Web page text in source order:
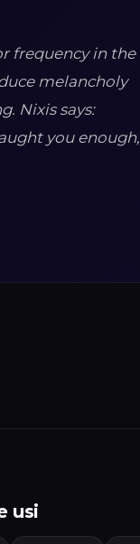
frequency in the
melancholy
Nixis says:
you enough,
usi